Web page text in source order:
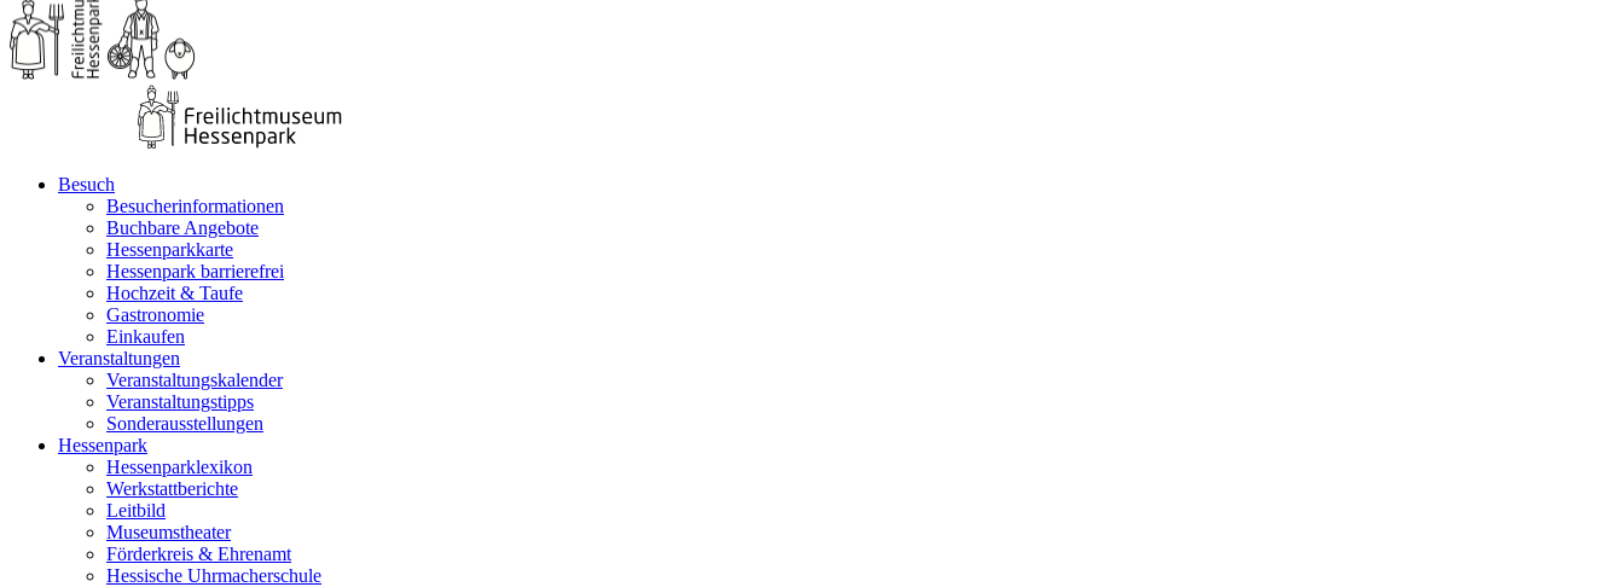
Besuch
Besucherinformationen
Buchbare Angebote
Hessenparkkarte
Hessenpark barrierefrei
Hochzeit & Taufe
Gastronomie
Einkaufen
Veranstaltungen
Veranstaltungskalender
Veranstaltungstipps
Sonderausstellungen
Hessenpark
Hessenparklexikon
Werkstattberichte
Leitbild
Museumstheater
Förderkreis & Ehrenamt
Hessische Uhrmacherschule